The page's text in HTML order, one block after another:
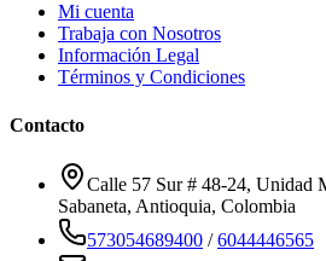
Mi cuenta
Trabaja con Nosotros
Información Legal
Términos y Condiciones
Contacto
Calle 57 Sur # 48-24, Unidad
Sabaneta, Antioquia, Colombia
573054689400 /6044446565